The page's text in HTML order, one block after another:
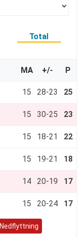
Total
MA +/- P
15 28-23 25
15 30-25 23
15 18-21 22
15 19-21 18
14 20-19 17
15 20-24 17
Nedflyttning